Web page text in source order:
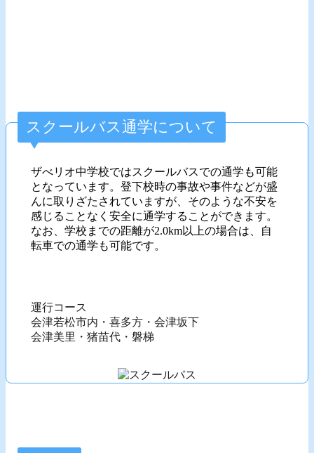
スクールバス通学について
ザべリオ中学校ではスクールバスでの通学も可能
となっています。登下校時の事故や事件などが盛
んに取りざたされていますが、そのような不安を
感じることなく安全に通学することができます。
なお、学校までの距離が2.0km以上の場合は、自
転車での通学も可能です。
運行コース
会津若松市内・喜多方・会津坂下
会津美里・猪苗代・磐梯